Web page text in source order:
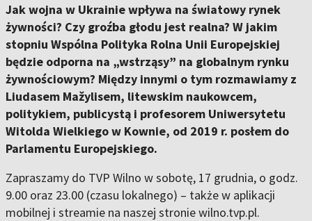
Jak wojna w Ukrainie wpływa na światowy rynek
żywności? Czy groźba głodu jest realna? W jakim
stopniu Wspólna Polityka Rolna Unii Europejskiej
będzie odporna na „wstrząsy” na globalnym rynku
żywnościowym? Między innymi o tym rozmawiamy z
Liudasem Mažylisem, litewskim naukowcem,
politykiem, publicystą i profesorem Uniwersytetu
Witolda Wielkiego w Kownie, od 2019 r. posłem do
Parlamentu Europejskiego.
Zapraszamy do TVP Wilno w sobotę, 17 grudnia, o godz.
9.00 oraz 23.00 (czasu lokalnego) – także w aplikacji
mobilnej i streamie na naszej stronie wilno.tvp.pl.